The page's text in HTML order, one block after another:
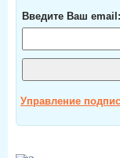
Введите Ваш email:
Управление